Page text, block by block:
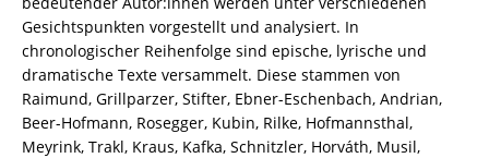
978-
9513-
Gesichtspunkten vorgestellt und analysiert. In
chronologischer Reihenfolge sind epische, lyrische und
dramatische Texte versammelt. Diese stammen von
Raimund, Grillparzer, Stifter, Ebner-Eschenbach, Andrian,
Beer-Hofmann, Rosegger, Kubin, Rilke, Hofmannsthal,
Meyrink, Trakl, Kraus, Kafka, Schnitzler, Horváth, Musil,